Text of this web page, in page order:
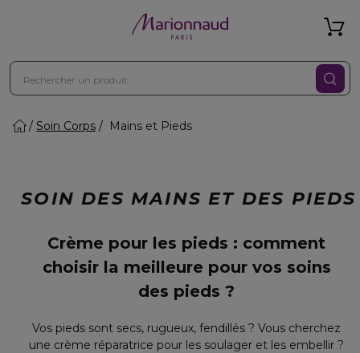
Soin Corps Mains et Pieds
SOIN DES MAINS ET DES PIEDS
Crème pour les pieds : comment
choisir la meilleure pour vos soins
des pieds ?
Vos pieds sont secs, rugueux, fendillés ? Vous cherchez
une crème réparatrice pour les soulager et les embellir ?